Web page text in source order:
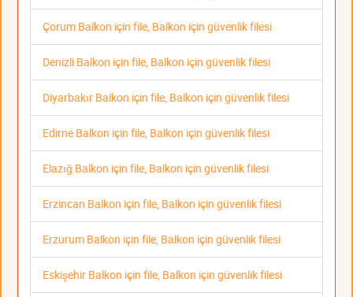
Çorum Balkon için file, Balkon için güvenlik filesi
Denizli Balkon için file, Balkon için güvenlik filesi
Diyarbakır Balkon için file, Balkon için güvenlik filesi
Edirne Balkon için file, Balkon için güvenlik filesi
Elazığ Balkon için file, Balkon için güvenlik filesi
Erzincan Balkon için file, Balkon için güvenlik filesi
Erzurum Balkon için file, Balkon için güvenlik filesi
Eskişehir Balkon için file, Balkon için güvenlik filesi